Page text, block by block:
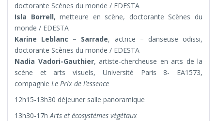
doctorante Scènes du monde / EDESTA
Isla Borrell, metteure en scène, doctorante Scènes du
monde / EDESTA
Karine Leblanc – Sarrade, actrice – danseuse odissi,
doctorante Scènes du monde / EDESTA
Nadia Vadori-Gauthier, artiste-chercheuse en arts de la
scène et arts visuels, Université Paris 8- EA1573,
compagnie Le Prix de l’essence
12h15-13h30 déjeuner salle panoramique
13h30-17hArts et écosystèmes végétaux